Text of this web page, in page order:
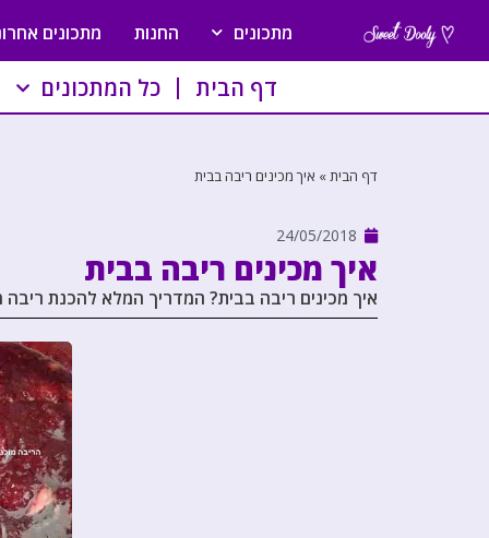
מתכונים החנות מתכונים
דף הבית כל המתכונים
דף הבית» איך מכינים ריבה בבית
24/05/2018
איך מכינים ריבה בבית
איך מכינים ריבה בבית? המדריך המלא להכנת ריבה